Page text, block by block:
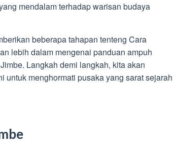
mendalam terhadap warisan budaya
beberapa tahapan tenteng Cara
lebih dalam mengenai panduan ampuh
Langkah demi langkah, kita akan
untuk menghormati pusaka yang sarat sejarah